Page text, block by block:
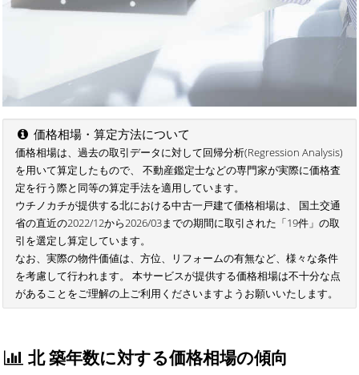
価格相場・算定方法について
価格相場は、過去の取引データに対して回帰分析(Regression Analysis)
を用いて算定したもので、 不動産鑑定士などの専門家が実際に価格査
定を行う際と同等の算定手法を適用しています。
ウチノカチが提供する北における中古一戸建て価格相場は、 国土交通
省の直近の2022/12から2026/03までの期間に取引された「19件」の取
引を選定し算定しています。
なお、実際の物件価値は、方位、リフォームの有無など、様々な条件
を考慮して行われます。 本サービスが提供する価格相場は不十分な点
があることをご理解の上ご利用くださいますようお願いいたします。
北 築年数に対する価格相場の傾向